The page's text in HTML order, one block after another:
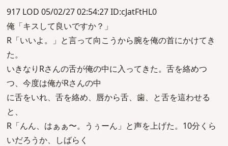
917 LOD 05/02/27 02:54:27 ID:cJatFtHL0
俺「キスして良いですか？」
R「いいよ。」と言って向こうから腕を俺の首にかけてき
た。
いきなりRさんの舌が俺の中に入ってきた。舌を絡めつ
つ、今度は俺がRさんの中
に舌をいれ、舌を絡め、唇から舌、歯、と舌を這わせる
と、
R「んん、はぁぁ〜。うぅーん」と声を上げた。10分くら
いだろうか、しばらく